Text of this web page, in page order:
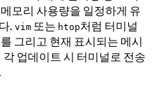
모리 사용량을 일정하게 유
. vim 또는 htop처럼 터미널
그리고 현재 표시되는 메시
업데이트 시 터미널로 전송